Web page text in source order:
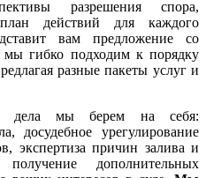
разрешения спора,
действий для каждого
вам предложение со
гибко подходим к порядку
разные пакеты услуг и
дела мы берем на себя:
досудебное урегулирование
экспертиза причин залива и
дополнительных